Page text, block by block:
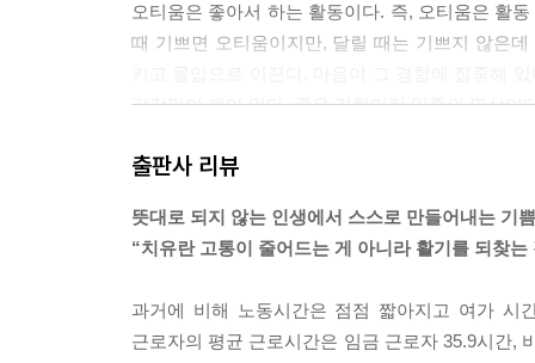
오티움은 좋아서 하는 활동이다. 즉, 오티움은 활
때 기쁘면 오티움이지만, 달릴 때는 기쁘지 않은
감각만이 깨어 있다. 좋은 경험이란 일종의 명상
티움은 ‘최고의 나’를 만나는 시간이 된다. 그것은
--- p.102
한 사람이 영혼에 기쁨을 가져다주는 오티움을
사랑하게 되면 그 대상을 사랑하는 나 또한 바뀌
출판사 리뷰
뜻대로 되지 않는 인생에서 스스로 만들어내는 기
“치유란 고통이 줄어드는 게 아니라 활기를 되찾는
과거에 비해 노동시간은 점점 짧아지고 여가 시
근로자의 평균 근로시간은 임금 근로자 35.9시간,